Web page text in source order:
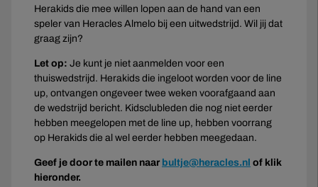
Herakids die mee willen lopen aan de hand van een
speler van Heracles Almelo bij een uitwedstrijd. Wil jij dat
graag zijn?
Let op: Je kunt je niet aanmelden voor een
thuiswedstrijd. Herakids die ingeloot worden voor de line
up, ontvangen ongeveer twee weken voorafgaand aan
de wedstrijd bericht. Kidsclubleden die nog niet eerder
hebben meegelopen met de line up, hebben voorrang
op Herakids die al wel eerder hebben meegedaan.
Geef je door te mailen naar bultje@heracles.nl of klik
hieronder.